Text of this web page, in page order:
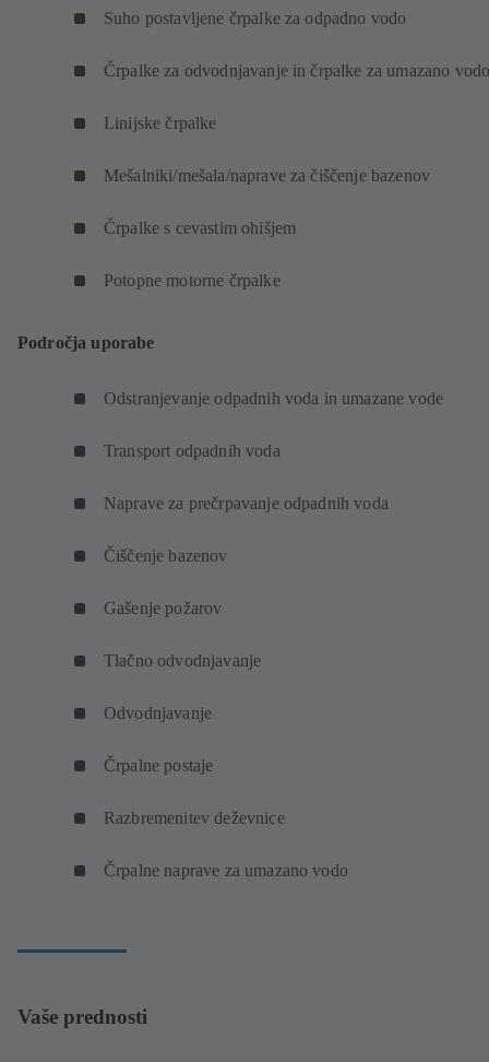
Suho postavljene črpalke za odpadno vodo
Črpalke za odvodnjavanje in črpalke za umazano
Linijske črpalke
Mešalniki/mešala/naprave za čiščenje bazenov
Črpalke s cevastim ohišjem
Potopne motorne črpalke
Področja uporabe
Odstranjevanje odpadnih voda in umazane vode
Transport odpadnih voda
Naprave za prečrpavanje odpadnih voda
Čiščenje bazenov
Gašenje požarov
Tlačno odvodnjavanje
Odvodnjavanje
Črpalne postaje
Razbremenitev deževnice
Črpalne naprave za umazano vodo
Vaše prednosti